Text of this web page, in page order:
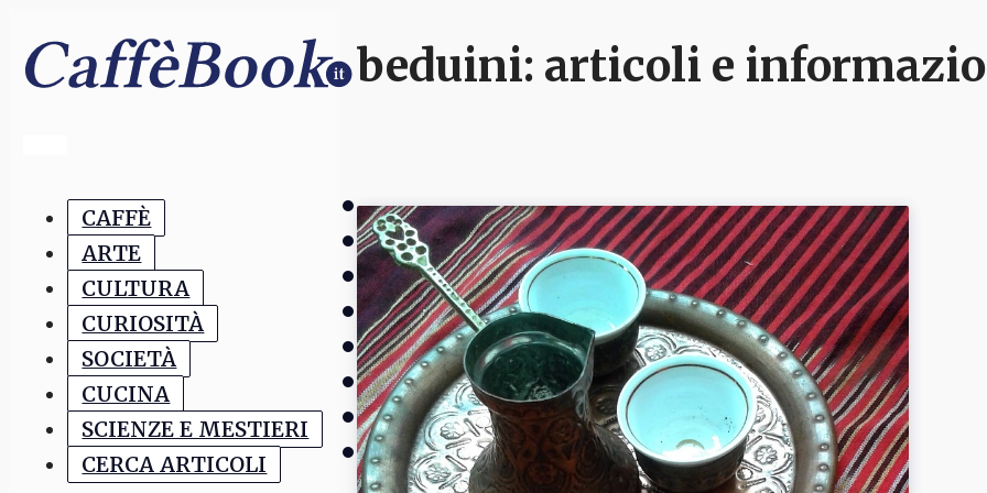
CAFFÈ
ARTE
CULTURA
CURIOSITÀ
SOCIETÀ
CUCINA
SCIENZE E MESTIERI
CERCA ARTICOLI
beduini: articoli e